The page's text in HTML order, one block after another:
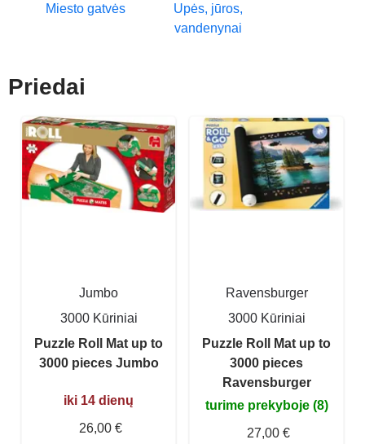
Miesto gatvės
Upės, jūros,
vandenynai
Priedai
Jumbo
3000 Kūriniai
Puzzle Roll Mat up to
3000 pieces Jumbo
iki 14 dienų
26,00 €
Ravensburger
3000 Kūriniai
Puzzle Roll Mat up to
3000 pieces
Ravensburger
turime prekyboje (8)
27,00 €